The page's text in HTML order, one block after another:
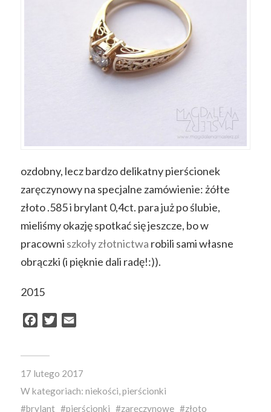
ozdobny, lecz bardzo delikatny pierścionek
zaręczynowy na specjalne zamówienie: żółte
złoto .585 i brylant 0,4ct. para już po ślubie,
mieliśmy okazję spotkać się jeszcze, bo w
pracowni szkoły złotnictwa robili sami własne
obrączki (i pięknie dali radę!:)).
2015
Facebook
Twitter
17 lutego 2017
W kategoriach: niekości,pierścionki
brylant
pierścionki zaręczynowe złoto